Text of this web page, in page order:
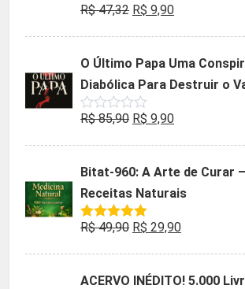
Avaliação
de
R$47,32 O
era:
R$ 47,32.
R$ 9,90O
é:
R$ 9,90.
O Último Papa Uma
Diabólica Para Destruir o
Avaliação
de
R$85,90 O
era:
R$ 85,90.
R$ 9,90O
é:
R$ 9,90.
Bitat-960: A Arte de Curar
Receitas Naturais
Avaliação
R$49,90 O
R$ 29,90O
ACERVO INÉDITO! 5.000